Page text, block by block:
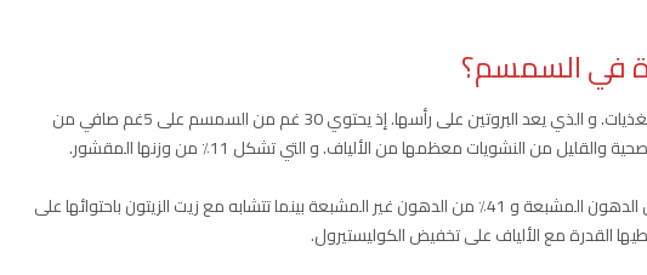
في السمسم؟
تُعد بذور السمسم من المصادر الغذائية الغنية بالمغذيات. و الذي يعد البروتين على رأسها. إذ يحتوي 30 غم من السمسم على 5غم صافي من
من النشويات معظمها من الألياف. و التي تشكل 11٪ من وزنها المقشور.
تتكون الزيوت الموجودة في السمسم من 15٪ من الدهون المشبعة و 41٪ من الدهون غير المشبعة بينما تتشابه مع زيت الزيتون باحتوائها على